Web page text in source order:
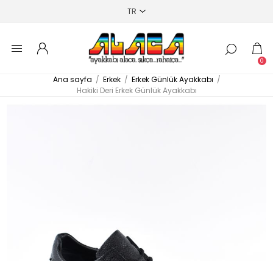
0
Ana sayfa / Erkek / Erkek Günlük Ayakkabı /
Hakiki Deri Erkek Günlük Ayakkabı